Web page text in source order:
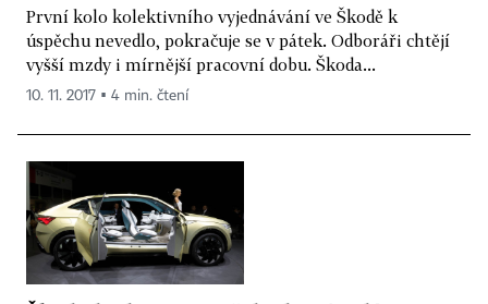
První kolo kolektivního vyjednávání ve Škodě k
úspěchu nevedlo, pokračuje se v pátek. Odboráři chtějí
vyšší mzdy i mírnější pracovní dobu. Škoda...
10. 11. 2017 ▪ 4 min. čtení